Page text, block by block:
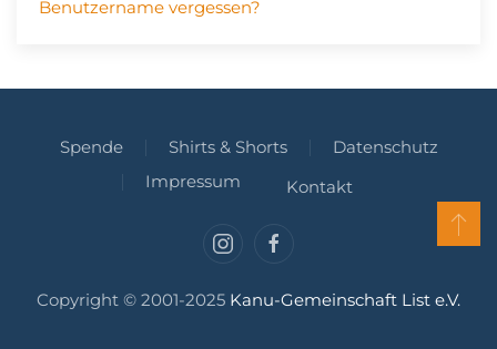
Benutzername vergessen?
Spende Shirts & Shorts
Datenschutz
Impressum
Kontakt
Copyright © 2001-2025 Kanu-Gemeinschaft List e.V.